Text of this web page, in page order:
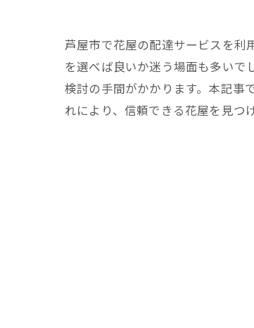
芦屋市で花屋の配達サービスを利
を選べば良いか迷う場面も多いで
検討の手間がかかります。本記事
れにより、信頼できる花屋を見つ